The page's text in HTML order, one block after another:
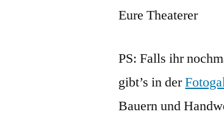
Eure Theaterer
PS: Falls ihr
gibt’s in der
Bauern und